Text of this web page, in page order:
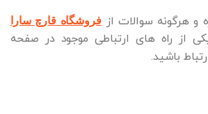
و هرگونه سوالات ازفروشگاه قارچ سارا
از راه های ارتباطی موجود در صفحه
باشید.